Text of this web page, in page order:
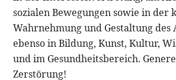
sozialen Bewegungen sowie in der
Wahrnehmung und Gestaltung des
ebenso in Bildung, Kunst, Kultur,
und im Gesundheitsbereich.
Zerstörung!